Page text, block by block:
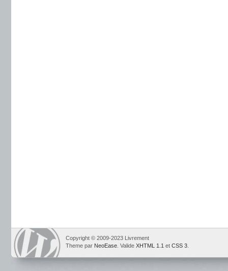
Copyright © 2009-2023 Livrement
Theme par NeoEase . Valide XHTML 1.1 et CSS 3